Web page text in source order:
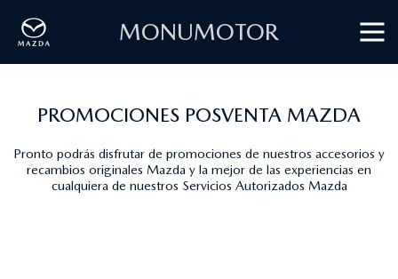
MONUMOTOR
PROMOCIONES POSVENTA MAZDA
Pronto podrás disfrutar de promociones de nuestros accesorios y
recambios originales Mazda y la mejor de las experiencias en
cualquiera de nuestros Servicios Autorizados Mazda